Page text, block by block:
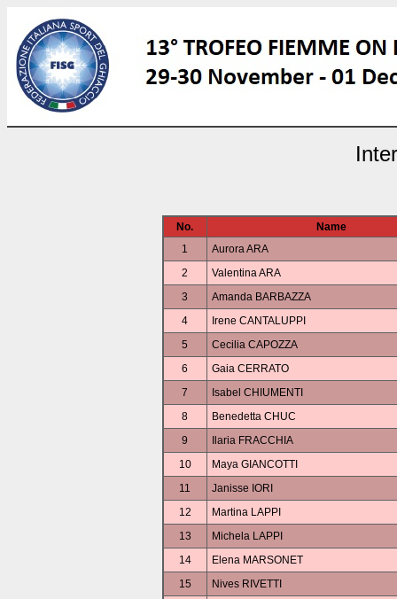
No.
Name
1
Aurora ARA
2
Valentina ARA
3
Amanda BARBAZZA
4
Irene CANTALUPPI
5
Cecilia CAPOZZA
6
Gaia CERRATO
7
Isabel CHIUMENTI
8
Benedetta CHUC
9
Ilaria FRACCHIA
10
Maya GIANCOTTI
11
Janisse IORI
12
Martina LAPPI
13
Michela LAPPI
14
Elena MARSONET
15
Nives RIVETTI